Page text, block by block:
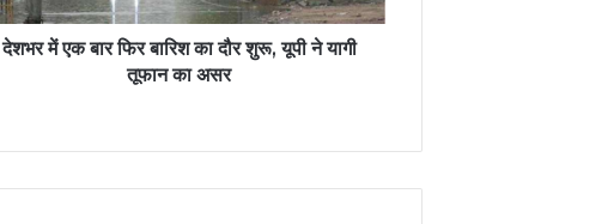
देशभर में एक बार फिर बारिश का दौर शुरू, यूपी ने यागी
तूफान का असर